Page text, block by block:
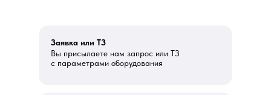
Заявка или ТЗ
Вы присылаете нам запрос или ТЗ
с параметрами оборудования